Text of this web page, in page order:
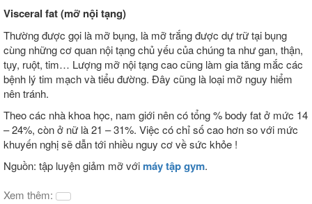
Visceral fat (mỡ nội tạng)
Thường được gọi là mỡ bụng, là mỡ trắng được dự trữ tại bụng
cùng những cơ quan nội tạng chủ yếu của chúng ta như gan, thận,
tụy, ruột, tim… Lượng mỡ nội tạng cao cũng làm gia tăng mắc các
bệnh lý tim mạch và tiểu đường. Đây cũng là loại mỡ nguy hiểm
nên tránh.
Theo các nhà khoa học, nam giới nên có tổng % body fat ở mức 14
– 24%, còn ở nữ là 21 – 31%. Việc có chỉ số cao hơn so với mức
khuyến nghị sẽ dẫn tới nhiều nguy cơ về sức khỏe !
Nguồn: tập luyện giảm mỡ với máy tập gym.
Xem thêm: